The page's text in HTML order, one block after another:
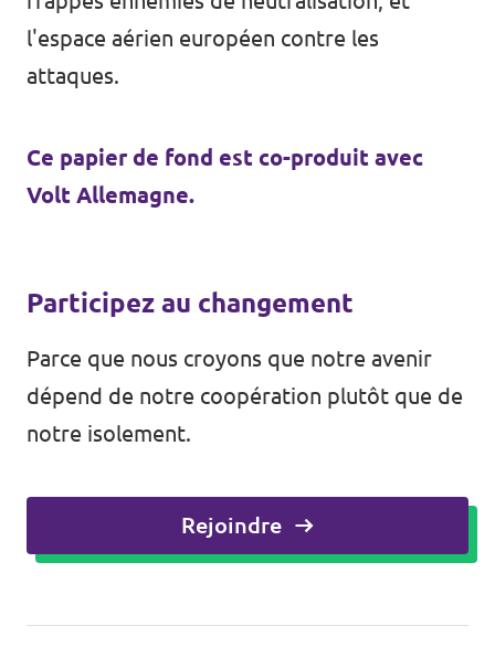
l'espace aérien européen contre les
attaques.
Ce papier de fond est co-produit avec
Volt Allemagne.
Participez au changement
Parce que nous croyons que notre avenir
dépend de notre coopération plutôt que de
notre isolement.
Rejoindre